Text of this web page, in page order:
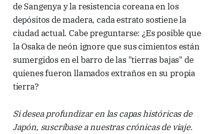
de Sangenya y la resistencia coreana en los
depósitos de madera, cada estrato sostiene la
ciudad actual. Cabe preguntarse: ¿Es posible que
la Osaka de neón ignore que sus cimientos están
sumergidos en el barro de las "tierras bajas" de
quienes fueron llamados extraños en su propia
tierra?
Si desea profundizar en las capas históricas de
Japón, suscríbase a nuestras crónicas de viaje.